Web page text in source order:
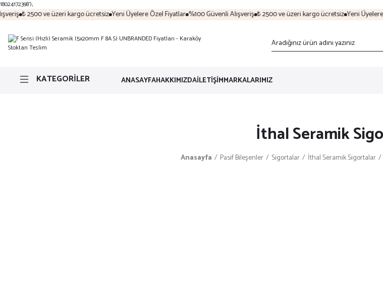
18024172398');
₺ 2500 ve üzeri kargo ücretsiz Yeni Üyelere Özel Fiyatlar %100 Güvenli Alışveriş ₺ 2500 ve üzeri kargo ücretsiz Yeni Üyelere
KATEGORİLER ANASAYFAHAKKIMIZDAİLETİŞİMMARKALARIMIZ
İthal Seramik
Anasayfa Pasif Bileşenler Sigortalar İthal Seramik Sigortalar